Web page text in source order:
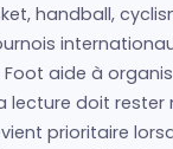
handball,
aide à
lecture doit
prioritaire